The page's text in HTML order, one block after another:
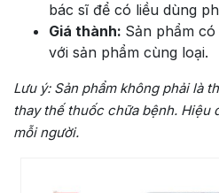
bác sĩ để có liều dùng
Giá thành: Sản phẩm
với sản phẩm cùng loại.
Lưu ý:Sản phẩm không phải là
thay thế thuốc chữa bệnh. Hiệu
mỗi người.